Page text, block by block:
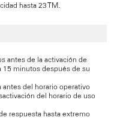
hasta 23 TM.
antes de la activación de
15 minutos después de su
antes del horario operativo
del horario de uso
respuesta hasta extremo